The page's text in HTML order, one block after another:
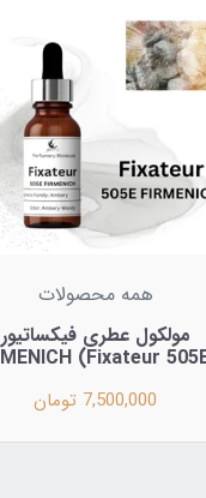
همه محصولات
مولکول عطری فیکساتیور
7,500,000 تومان